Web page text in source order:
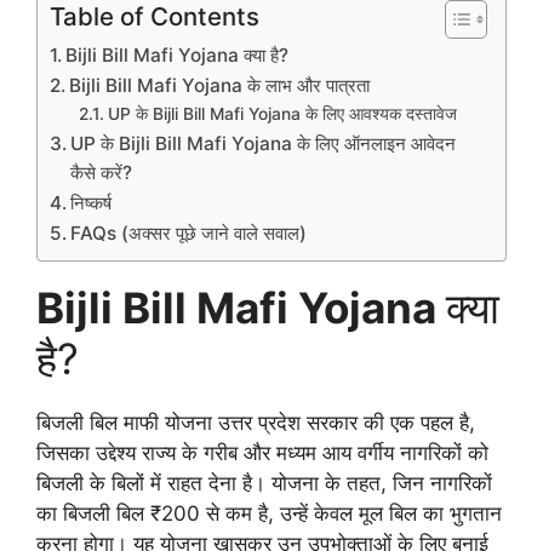
Table of Contents
Bijli Bill Mafi Yojana क्या है?
Bijli Bill Mafi Yojana के लाभ और पात्रता
UP के Bijli Bill Mafi Yojana के लिए आवश्यक दस्तावेज
UP के Bijli Bill Mafi Yojana के लिए ऑनलाइन आवेदन
कैसे करें?
निष्कर्ष
FAQs (अक्सर पूछे जाने वाले सवाल)
Bijli Bill Mafi Yojanaक्या
है?
बिजली बिल माफी योजना उत्तर प्रदेश सरकार की एक पहल है,
जिसका उद्देश्य राज्य के गरीब और मध्यम आय वर्गीय नागरिकों को
बिजली के बिलों में राहत देना है। योजना के तहत, जिन नागरिकों
का बिजली बिल ₹200 से कम है, उन्हें केवल मूल बिल का भुगतान
करना होगा। यह योजना खासकर उन उपभोक्ताओं के लिए बनाई